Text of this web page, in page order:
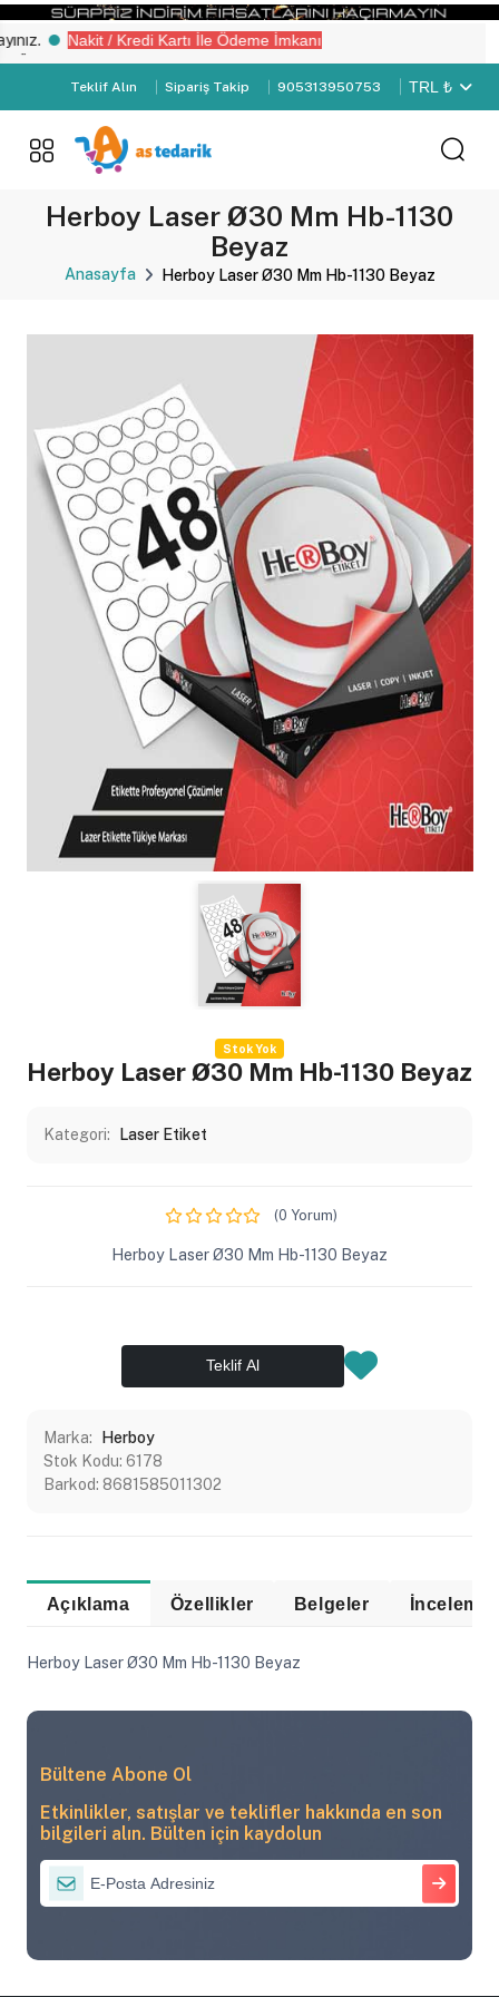
Girişi" yapın.
Nakit / Kredi Kartı İle Ödeme İmkanı
Teklif Alın Sipariş Takip 905313950753 TRL ₺
Herboy Laser Ø30 Mm Hb-1130
Beyaz
Anasayfa Herboy Laser Ø30 Mm Hb-1130 Beyaz
Stok Yok
Herboy Laser Ø30 Mm Hb-1130 Beyaz
Kategori: Laser Etiket
(0 Yorum)
Herboy Laser Ø30 Mm Hb-1130 Beyaz
Teklif Al
Marka:
Herboy
Stok Kodu: 6178
Barkod: 8681585011302
Açıklama Özellikler Belgeler
Herboy Laser Ø30 Mm Hb-1130 Beyaz
Bültene Abone Ol
Etkinlikler, satışlar ve teklifler hakkında en son
bilgileri alın. Bülten için kaydolun